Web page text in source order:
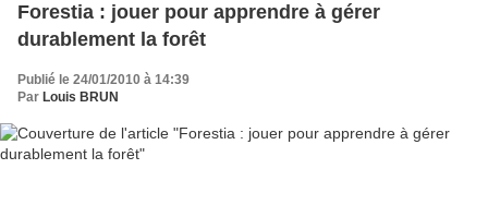
Forestia : jouer pour apprendre à gérer
durablement la forêt
Publié le 24/01/2010 à 14:39
Par Louis BRUN